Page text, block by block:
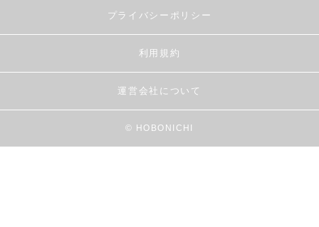
プライバシーポリシー
利用規約
運営会社について
© HOBONICHI